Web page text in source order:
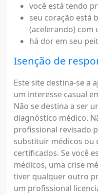
você está tendo
seu coração está
(acelerando)
há dor em seu
Isenção de
Este site destina-se a
um interesse casual
Não se destina a ser
diagnóstico médico.
profissional revisado
substituir médicos ou
certificados. Se você
médicos, uma crise
tiver qualquer outro
um profissional